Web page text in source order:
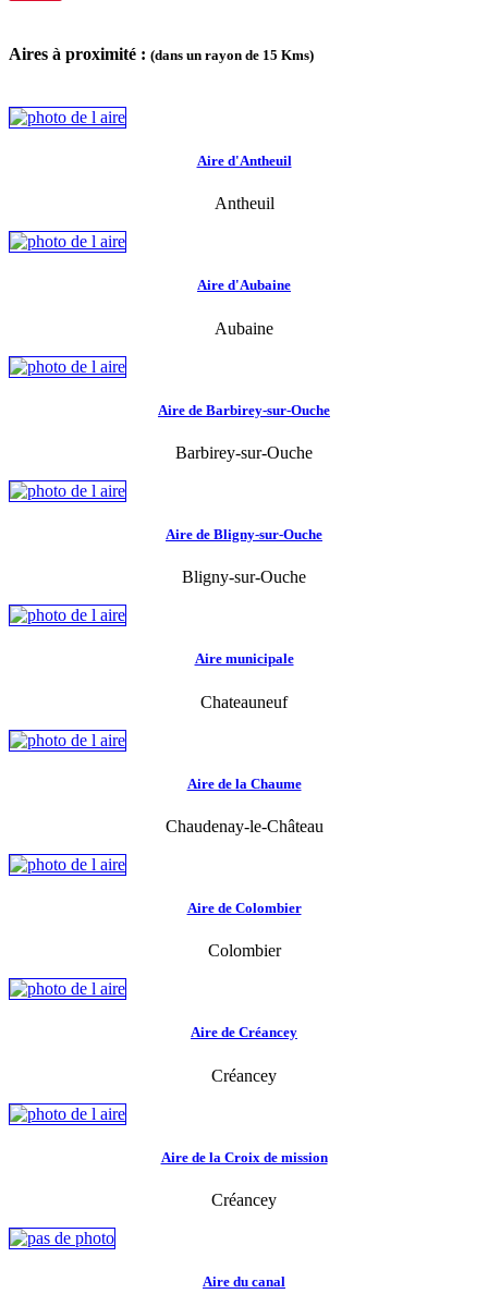
Aires à proximité : (dans un rayon de 15 Kms)
Aire d'Antheuil
Antheuil
Aire d'Aubaine
Aubaine
Aire de Barbirey-sur-Ouche
Barbirey-sur-Ouche
Aire de Bligny-sur-Ouche
Bligny-sur-Ouche
Aire municipale
Chateauneuf
Aire de la Chaume
Chaudenay-le-Château
Aire de Colombier
Colombier
Aire de Créancey
Créancey
Aire de la Croix de mission
Créancey
Aire du canal